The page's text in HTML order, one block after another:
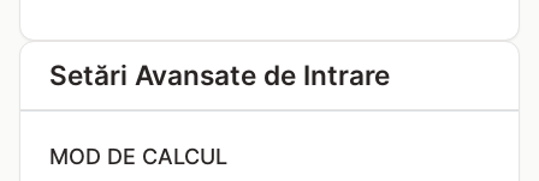
Setări Avansate de Intrare
MOD DE CALCUL